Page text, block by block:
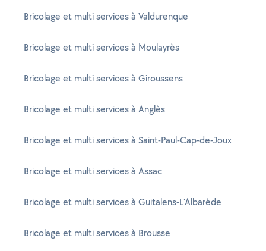
Bricolage et multi services à Valdurenque
Bricolage et multi services à Moulayrès
Bricolage et multi services à Giroussens
Bricolage et multi services à Anglès
Bricolage et multi services à Saint-Paul-Cap-de-Joux
Bricolage et multi services à Assac
Bricolage et multi services à Guitalens-L'Albarède
Bricolage et multi services à Brousse